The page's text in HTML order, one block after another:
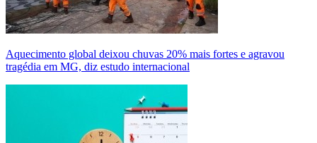
Aquecimento global deixou chuvas 20% mais fortes e agravou
tragédia em MG, diz estudo internacional